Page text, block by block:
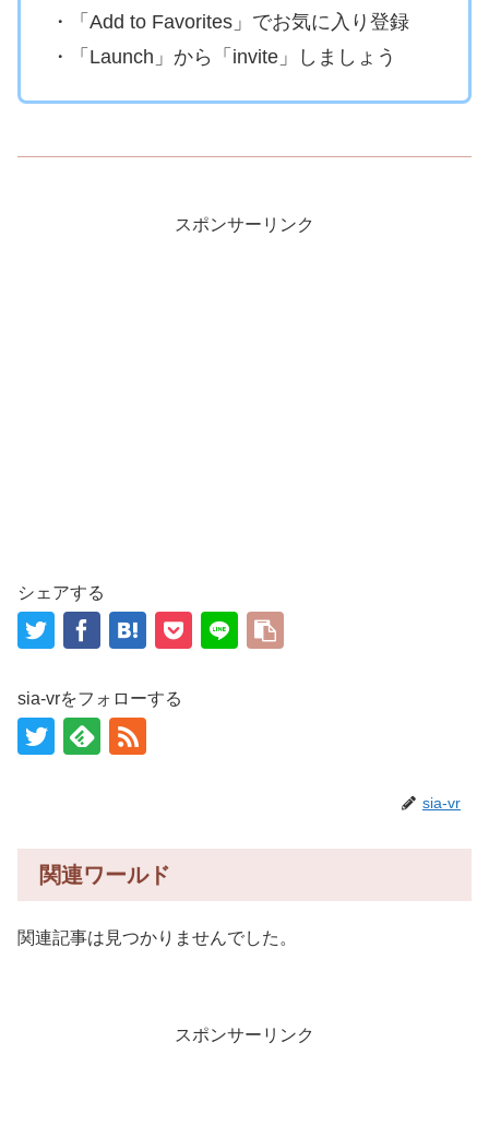
・「Add to Favorites」でお気に入り登録
・「Launch」から「invite」しましょう
スポンサーリンク
シェアする
sia-vrをフォローする
sia-vr
関連ワールド
関連記事は見つかりませんでした。
スポンサーリンク